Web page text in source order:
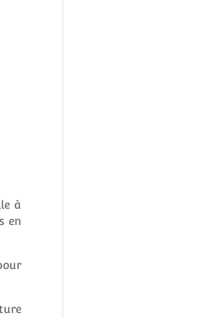
à
en